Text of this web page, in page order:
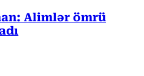
Alimlər ömrü